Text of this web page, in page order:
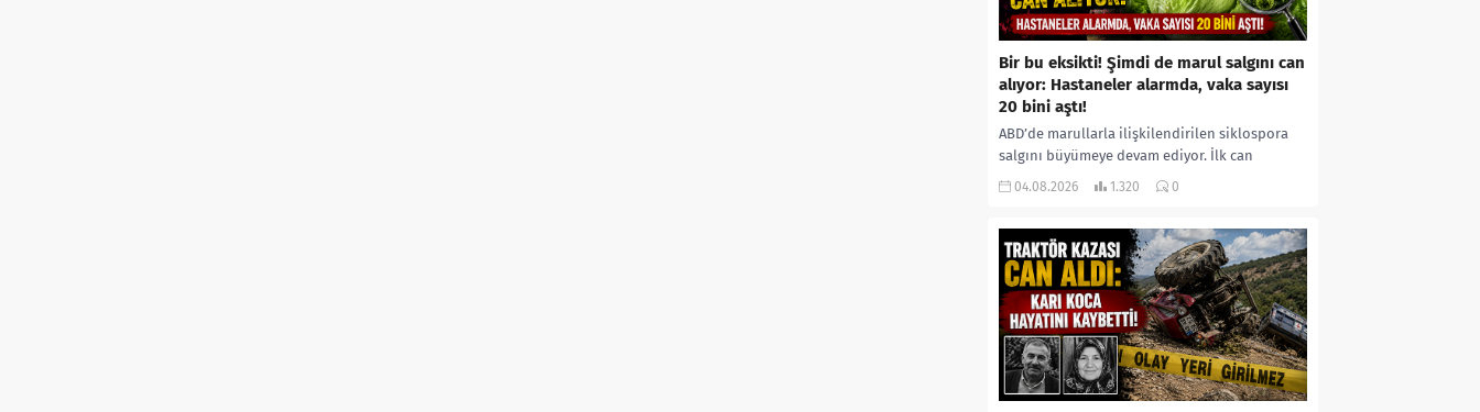
Bir bu eksikti! Şimdi de marul salgını can
alıyor: Hastaneler alarmda, vaka sayısı
20 bini aştı!
ABD’de marullarla ilişkilendirilen siklospora
salgını büyümeye devam ediyor. İlk can
kayıplarının yaşandığı salgında vaka sayısının
04.08.2026 1.320 0